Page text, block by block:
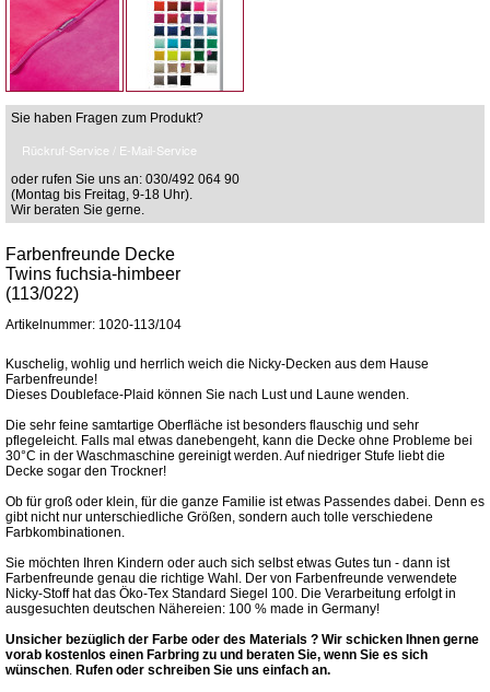
Sie haben Fragen zum Produkt?
Rückruf-Service / E-Mail-Service
oder rufen Sie uns an: 030/492 064 90
(Montag bis Freitag, 9-18 Uhr).
Wir beraten Sie gerne.
Farbenfreunde Decke
Twins fuchsia-himbeer
(113/022)
Artikelnummer: 1020-113/104
Kuschelig, wohlig und herrlich weich die Nicky-Decken aus dem Hause
Farbenfreunde!
Dieses Doubleface-Plaid können Sie nach Lust und Laune wenden.
Die sehr feine samtartige Oberfläche ist besonders flauschig und sehr
pflegeleicht. Falls mal etwas danebengeht, kann die Decke ohne Probleme bei
30°C in der Waschmaschine gereinigt werden. Auf niedriger Stufe liebt die
Decke sogar den Trockner!
Ob für groß oder klein, für die ganze Familie ist etwas Passendes dabei. Denn es
gibt nicht nur unterschiedliche Größen, sondern auch tolle verschiedene
Farbkombinationen.
Sie möchten Ihren Kindern oder auch sich selbst etwas Gutes tun - dann ist
Farbenfreunde genau die richtige Wahl. Der von Farbenfreunde verwendete
Nicky-Stoff hat das Öko-Tex Standard Siegel 100. Die Verarbeitung erfolgt in
ausgesuchten deutschen Nähereien: 100 % made in Germany!
Unsicher bezüglich der Farbe oder des Materials ? Wir schicken Ihnen gerne
vorab kostenlos einen Farbring zu und beraten Sie, wenn Sie es sich
wünschen. Rufen oder schreiben Sie uns einfach an.